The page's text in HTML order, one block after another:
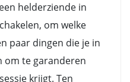
helderziende in
om welke
paar dingen die je in
om te garanderen
krijgt. Ten